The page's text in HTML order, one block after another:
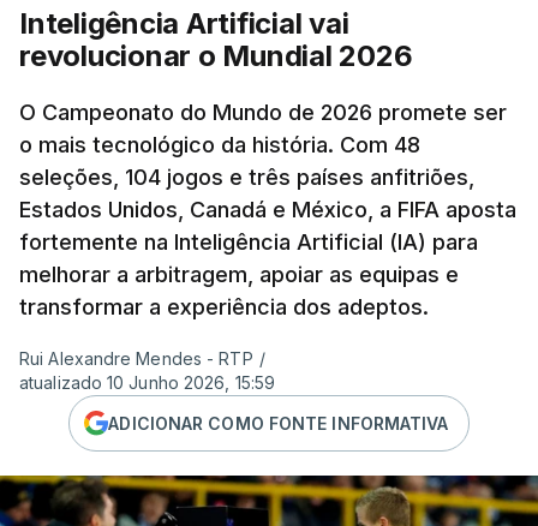
Inteligência Artificial vai
revolucionar o Mundial 2026
O Campeonato do Mundo de 2026 promete ser
o mais tecnológico da história. Com 48
seleções, 104 jogos e três países anfitriões,
Estados Unidos, Canadá e México, a FIFA aposta
fortemente na Inteligência Artificial (IA) para
melhorar a arbitragem, apoiar as equipas e
transformar a experiência dos adeptos.
Rui Alexandre Mendes - RTP /
atualizado 10 Junho 2026, 15:59
ADICIONAR COMO FONTE INFORMATIVA